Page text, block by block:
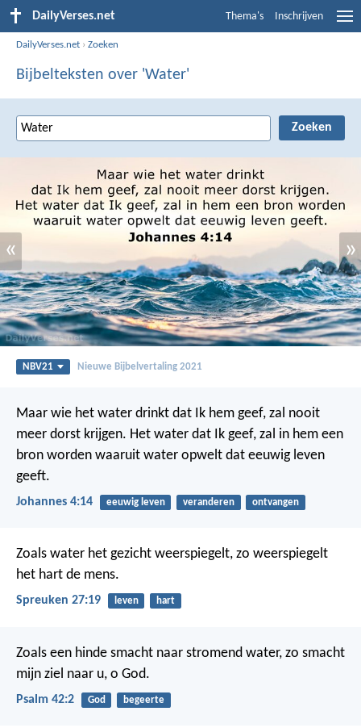
DailyVerses.net Thema's Inschrijven
DailyVerses.net ›Zoeken
Bijbelteksten over 'Water'
« »
NBV21 Nieuwe Bijbelvertaling 2021
Maar wie het water drinkt dat Ik hem geef, zal nooit
meer dorst krijgen. Het water dat Ik geef, zal in hem een
bron worden waaruit water opwelt dat eeuwig leven
geeft.
Johannes 4:14 eeuwig leven veranderen ontvangen
Zoals water het gezicht weerspiegelt, zo weerspiegelt
het hart de mens.
Spreuken 27:19 leven hart
Zoals een hinde smacht naar stromend water, zo smacht
mijn ziel naar u, o God.
Psalm 42:2 God begeerte